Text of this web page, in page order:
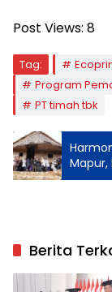
Post Views: 8
Tag:
Program
PT timah tbk
Mapur,
Berita